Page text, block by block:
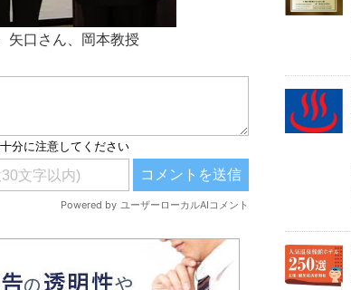
矢口さん、岡本教授